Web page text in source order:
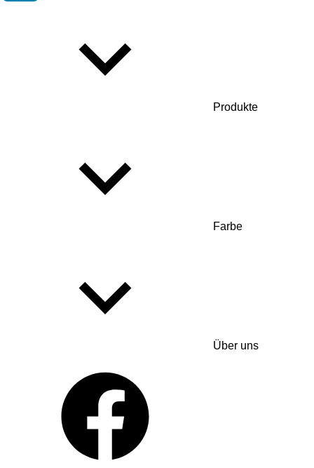
Produkte
Farbe
Über uns